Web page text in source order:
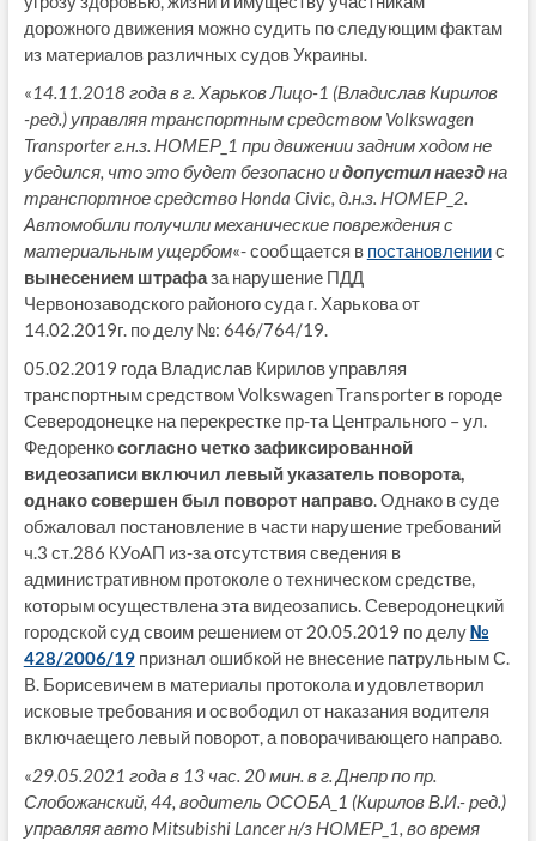
дорожного движения можно судить по следующим фактам
из материалов различных судов Украины.
«14.11.2018 года в г. Харьков Лицо-1 (Владислав Кирилов
-ред.) управляя транспортным средством Volkswagen
Transporter г.н.з. НОМЕР_1 при движении задним ходом не
убедился, что это будет безопасно идопустил наездна
транспортное средство Honda Civic, д.н.з. НОМЕР_2.
Автомобили получили механические повреждения с
материальным ущербом«- сообщается в постановлениис
вынесением штрафаза нарушение ПДД
Червонозаводского районого суда г. Харькова от
14.02.2019г. по делу №: 646/764/19.
05.02.2019 года Владислав Кирилов управляя
транспортным средством Volkswagen Transporter в городе
Северодонецке на перекрестке пр-та Центрального – ул.
Федоренкосогласно четко зафиксированной
видеозаписи включил левый указатель поворота,
однако совершен был поворот направо. Однако в суде
обжаловал постановление в части нарушение требований
ч.3 ст.286 КУоАП из-за отсутствия сведения в
административном протоколе о техническом средстве,
которым осуществлена эта видеозапись. Северодонецкий
городской суд своим решением от 20.05.2019 по делу№
428/2006/19признал ошибкой не внесение патрульным С.
В. Борисевичем в материалы протокола и удовлетворил
исковые требования и освободил от наказания водителя
включаещего левый поворот, а поворачивающего направо.
«29.05.2021 года в 13 час. 20 мин. в г. Днепр по пр.
Слобожанский, 44, водитель ОСОБА_1 (Кирилов В.И.- ред.)
управляя авто Mitsubishi Lancer н/з НОМЕР_1, во время